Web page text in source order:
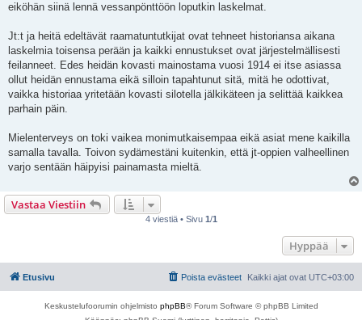
eiköhän siinä lennä vessanpönttöön loputkin laskelmat.
Jt:t ja heitä edeltävät raamatuntutkijat ovat tehneet historiansa aikana
laskelmia toisensa perään ja kaikki ennustukset ovat järjestelmällisesti
feilanneet. Edes heidän kovasti mainostama vuosi 1914 ei itse asiassa
ollut heidän ennustama eikä silloin tapahtunut sitä, mitä he odottivat,
vaikka historiaa yritetään kovasti silotella jälkikäteen ja selittää kaikkea
parhain päin.
Mielenterveys on toki vaikea monimutkaisempaa eikä asiat mene kaikilla
samalla tavalla. Toivon sydämestäni kuitenkin, että jt-oppien valheellinen
varjo sentään häipyisi painamasta mieltä.
Vastaa Viestiin
4 viestiä • Sivu 1/1
Hyppää
Etusivu Kaikki ajat ovat UTC+03:00
Poista evästeet
Keskustelufoorumin ohjelmisto phpBB® Forum Software © phpBB Limited